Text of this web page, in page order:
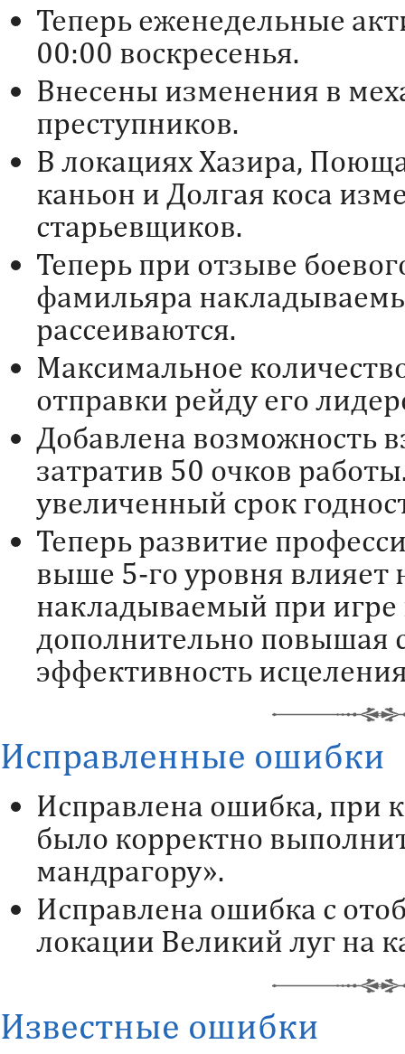
Теперь еженедельные
00:00 воскресенья.
Внесены изменения в
преступников.
В локациях Хазира,
каньон и Долгая коса
старьевщиков.
Теперь при отзыве
фамильяра
рассеиваются.
Максимальное
отправки рейду его
Добавлена возможность
затратив 50 очков
увеличенный срок
Теперь развитие
выше 5-го уровня влияет
накладываемый при игре
дополнительно повышая
эффективность
Исправленные ошибки
Исправлена ошибка, при
было корректно
мандрагору».
Исправлена ошибка с
локации Великий луг на
Известные ошибки